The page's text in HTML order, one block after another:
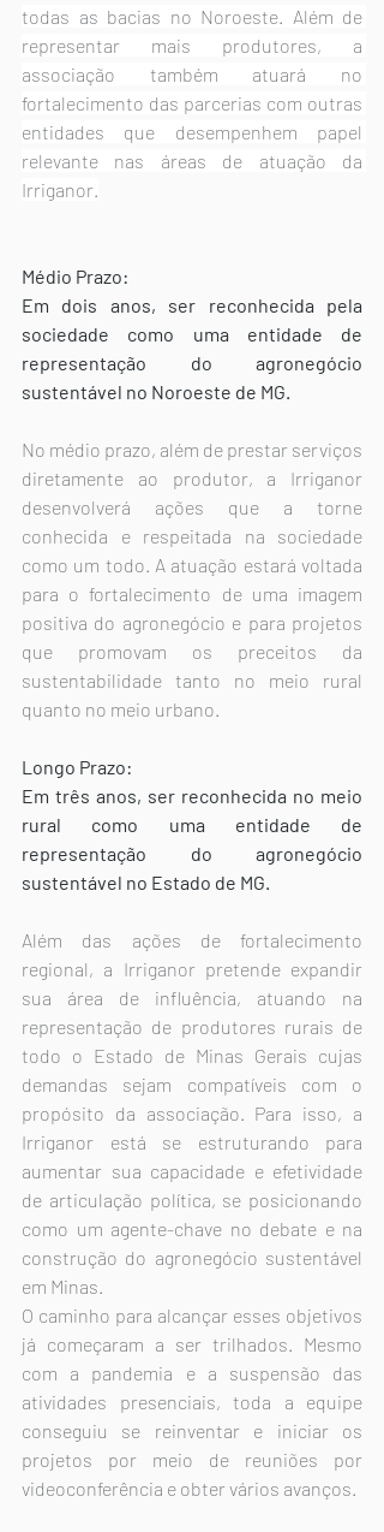
todas as bacias no Noroeste. Além de
representar mais produtores, a
associação também atuará no
fortalecimento das parcerias com outras
entidades que desempenhem papel
relevante nas áreas de atuação da
Irriganor.
Médio Prazo:
Em dois anos, ser reconhecida pela
sociedade como uma entidade de
representação do agronegócio
sustentável no Noroeste de MG.
No médio prazo, além de prestar serviços
diretamente ao produtor, a Irriganor
desenvolverá ações que a torne
conhecida e respeitada na sociedade
como um todo. A atuação estará voltada
para o fortalecimento de uma imagem
positiva do agronegócio e para projetos
que promovam os preceitos da
sustentabilidade tanto no meio rural
quanto no meio urbano.
Longo Prazo:
Em três anos, ser reconhecida no meio
rural como uma entidade de
representação do agronegócio
sustentável no Estado de MG.
Além das ações de fortalecimento
regional, a Irriganor pretende expandir
sua área de influência, atuando na
representação de produtores rurais de
todo o Estado de Minas Gerais cujas
demandas sejam compatíveis com o
propósito da associação. Para isso, a
Irriganor está se estruturando para
aumentar sua capacidade e efetividade
de articulação política, se posicionando
como um agente-chave no debate e na
construção do agronegócio sustentável
em Minas.
O caminho para alcançar esses objetivos
já começaram a ser trilhados. Mesmo
com a pandemia e a suspensão das
atividades presenciais, toda a equipe
conseguiu se reinventar e iniciar os
projetos por meio de reuniões por
videoconferência e obter vários avanços.